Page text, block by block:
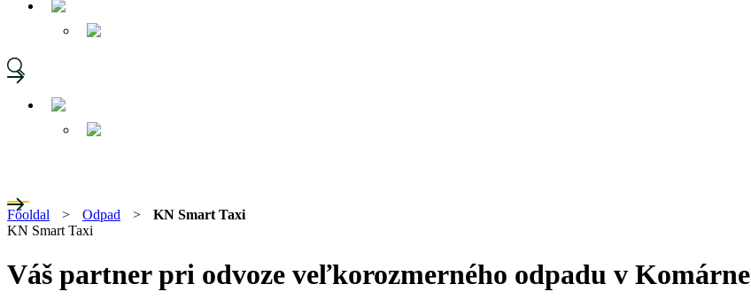
Főoldal > Odpad >
KN Smart Taxi
KN Smart Taxi
Váš partner pri odvoze veľkorozmerného odpadu v Komárne